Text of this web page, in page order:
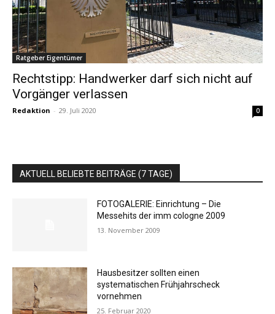
Ratgeber Eigentümer
Rechtstipp: Handwerker darf sich nicht auf
Vorgänger verlassen
Redaktion - 29. Juli 2020 0
AKTUELL BELIEBTE BEITRÄGE (7 TAGE)
FOTOGALERIE: Einrichtung – Die
Messehits der imm cologne 2009
13. November 2009
Hausbesitzer sollten einen
systematischen Frühjahrscheck
vornehmen
25. Februar 2020